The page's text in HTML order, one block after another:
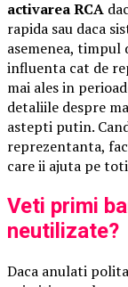
activarea RCA
rapida sau daca
asemenea, timpul
influenta cat de
mai ales in
detaliile despre
astepti putin.
reprezentanta,
care ii ajuta pe
Veti primi
neutilizate?
Daca anulati